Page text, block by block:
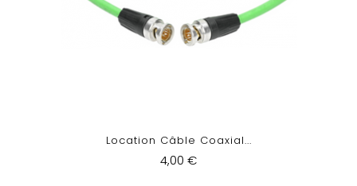
Location Câble Coaxial...
4,00 €